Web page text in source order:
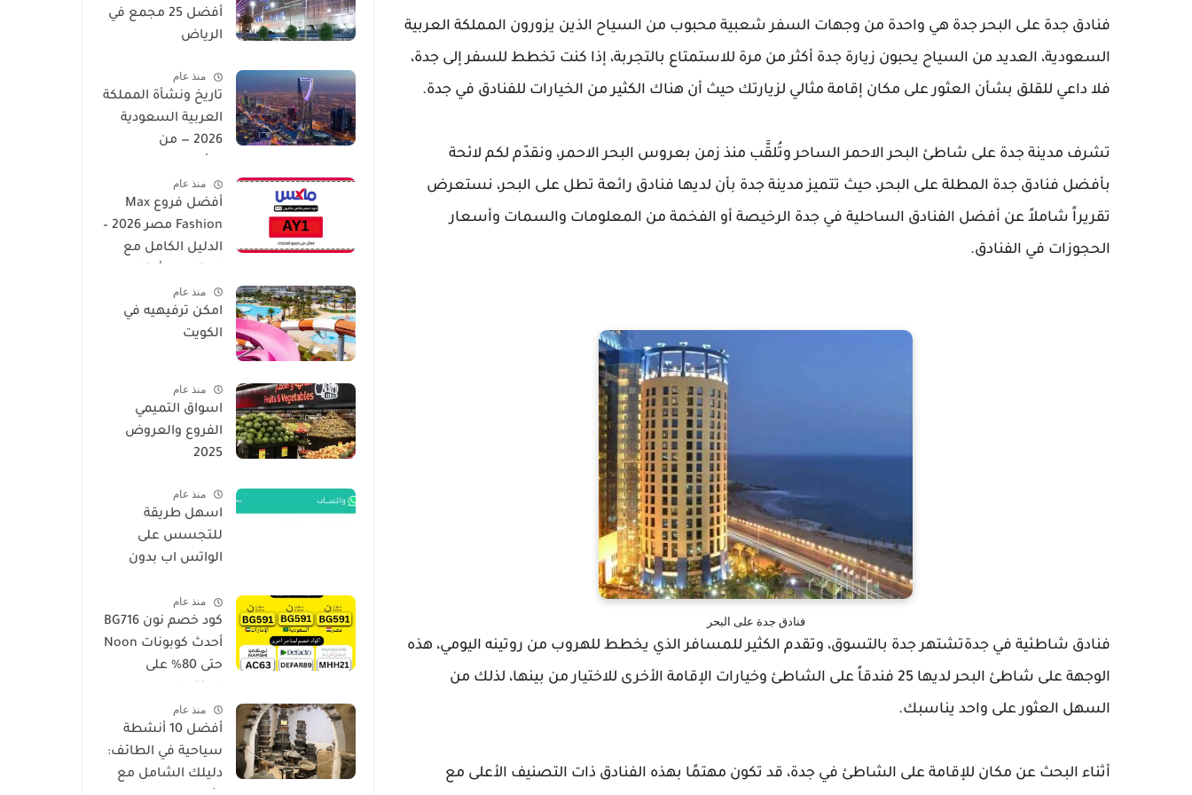
فنادق جدة على البحر جدة هي واحدة من وجهات السفر شعبية محبوب من السياح الذين يزورون المملكة العربية
السعودية، العديد من السياح يحبون زيارة جدة أكثر من مرة للاستمتاع بالتجربة، إذا كنت تخطط للسفر إلى جدة،
فلا داعي للقلق بشأن العثور على مكان إقامة مثالي لزيارتك حيث أن هناك الكثير من الخيارات للفنادق في جدة.
تشرف مدينة جدة على شاطئ البحر الاحمر الساحر وتُلقَّب منذ زمن بعروس البحر الاحمر، ونقدّم لكم لائحة
بأفضل فنادق جدة المطلة على البحر، حيث تتميز مدينة جدة بأن لديها فنادق رائعة تطل على البحر، نستعرض
تقريراً شاملاً عن أفضل الفنادق الساحلية في جدة الرخيصة أو الفخمة من المعلومات والسمات وأسعار
الحجوزات في الفنادق.
فنادق جدة على البحر
فنادق شاطئية في جدةتشتهر جدة بالتسوق، وتقدم الكثير للمسافر الذي يخطط للهروب من روتينه اليومي، هذه
الوجهة على شاطئ البحر لديها 25 فندقاً على الشاطئ وخيارات الإقامة الأخرى للاختيار من بينها، لذلك من
السهل العثور على واحد يناسبك.
أثناء البحث عن مكان للإقامة على الشاطئ في جدة، قد تكون مهتمًا بهذه الفنادق ذات التصنيف الأعلى مع
أفضل 25 مجمع في
الرياض
منذ عام
تاريخ ونشأة المملكة
العربية السعودية
2026 — من
الحديث
منذ عام
أفضل فروع Max
Fashion مصر 2026 –
الدليل الكامل مع
العمل
منذ عام
امكن ترفيهيه في
الكويت
منذ عام
اسواق التميمي
الفروع والعروض
2025
منذ عام
اسهل طريقة
للتجسس على
الواتس اب بدون
الجوال الهاتف 2026
منذ عام
كود خصم نون BG716
أحدث كوبونات Noon
حتى 80% على
منذ عام
أفضل 10 أنشطة
سياحية في الطائف:
دليلك الشامل مع